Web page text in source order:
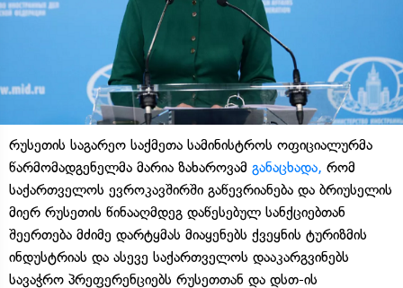
რუსეთის საგარეო საქმეთა სამინისტროს ოფიციალურმა
წარმომადგენელმა მარია ზახაროვამ განაცხადა, რომ
საქართველოს ევროკავშირში გაწევრიანება და ბრიუსელის
მიერ რუსეთის წინააღმდეგ დაწესებულ სანქციებთან
შეერთება მძიმე დარტყმას მიაყენებს ქვეყნის ტურიზმის
ინდუსტრიას და ასევე საქართველოს დააკარგვინებს
სავაჭრო პრეფერენციებს რუსეთთან და დსთ-ის